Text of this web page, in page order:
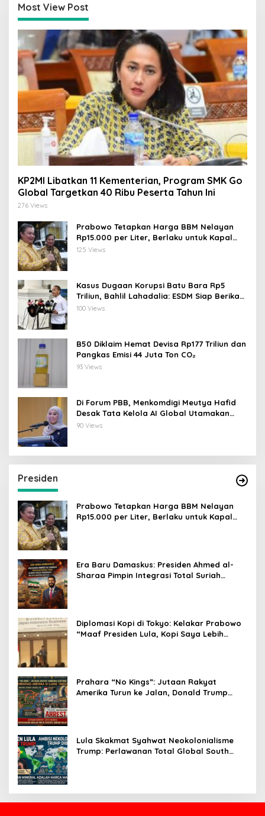
Most View Post
KP2MI Libatkan 11 Kementerian, Program SMK Go
Global Targetkan 40 Ribu Peserta Tahun Ini
276 Views
Prabowo Tetapkan Harga BBM Nelayan
Rp15.000 per Liter, Berlaku untuk Kapal
30-200 GT
125 Views
Kasus Dugaan Korupsi Batu Bara Rp5
Triliun, Bahlil Lahadalia: ESDM Siap Berikan
Data
100 Views
B50 Diklaim Hemat Devisa Rp177 Triliun dan
Pangkas Emisi 44 Juta Ton CO₂
93 Views
Di Forum PBB, Menkomdigi Meutya Hafid
Desak Tata Kelola AI Global Utamakan
Perlindungan Anak
90 Views
Presiden
Prabowo Tetapkan Harga BBM Nelayan
Rp15.000 per Liter, Berlaku untuk Kapal
Era Baru Damaskus: Presiden Ahmed al-
Sharaa Pimpin Integrasi Total Suriah
Diplomasi Kopi di Tokyo: Kelakar Prabowo
“Maaf Presiden Lula, Kopi Saya Lebih
Prahara “No Kings”: Jutaan Rakyat
Amerika Turun ke Jalan, Donald Trump
Lula Skakmat Syahwat Neokolonialisme
Trump: Perlawanan Total Global South